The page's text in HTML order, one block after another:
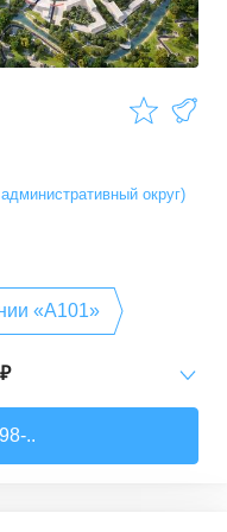
округ)
«А101»
..